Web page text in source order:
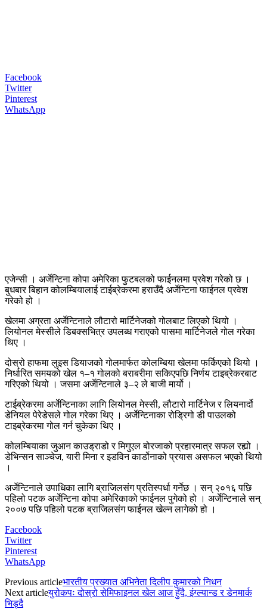
Facebook
Twitter
Pinterest
WhatsApp
एजेन्सी । अर्जेन्टिना कोपा अमेरिका फुटबलको फाईनलमा प्रवेश गरेको छ ।
बुधबार बिहान कोलम्बियालाई टाईब्रेकरमा हराउँदै अर्जेन्टिना फाईनल प्रवेश
गरेको हो ।
खेलमा अग्रता अर्जेन्टिनाले लौटारो मार्टिनेजको गोलबाट लिएको थियो ।
लियोनल मेस्सीले डिबक्सभित्र उपलब्ध गराएको पासमा मार्टिनेजले गोल गरेका
थिए ।
दोस्रो हाफमा लुइस डियाजको गोलमार्फत कोलम्बिया खेलमा फर्किएको थियो ।
निर्धारित समयको खेल १–१ गोलको बराबरीमा सकिएपछि निर्णय टाइब्रेकरबाट
गरिएको थियो । जसमा अर्जेन्टिनाले ३–२ ले बाजी मार्यो ।
टाईब्रेकरमा अर्जेन्टिनाका लागि लियोनल मेस्सी, लौटारो मार्टिनेज र लियनार्दो
डेनियल पेरेडेसले गोल गरेका थिए । अर्जेन्टिनाका रोड्रिगो डी पाउलको
टाइब्रेकरमा गोल गर्न चुकेका थिए ।
कोलम्बियाका जुआन काउड्राडो र मिगुएल बोरजाको प्रहारमात्र सफल रह्यो ।
डेभिन्सन साञ्चेज, यारी मिना र इडविन कार्डोनाको प्रयास असफल भएको थियो
।
अर्जेन्टिनाले उपाधिका लागि ब्राजिलसंग प्रतिस्पर्धा गर्नेछ । सन् २०१६ पछि
पहिलो पटक अर्जेन्टिना कोपा अमेरिकाको फाईनल पुगेको हो । अर्जेन्टिनाले सन्
२००७ पछि पहिलो पटक ब्राजिलसंग फाईनल खेल्न लागेको हो ।
Facebook
Twitter
Pinterest
WhatsApp
Previous articleभारतीय प्रख्यात अभिनेता दिलीप कुमारको निधन
Next articleयुरोकपः दोस्रो सेमिफाइनल खेल आज हुँदै, इंग्ल्यान्ड र डेनमार्क
भिड्दै